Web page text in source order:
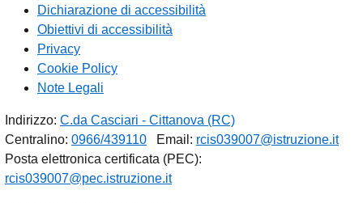
Dichiarazione di accessibilità
Obiettivi di accessibilità
Privacy
Cookie Policy
Note Legali
Indirizzo: C.da Casciari - Cittanova (RC)
Centralino: 0966/439110 Email: rcis039007@istruzione.it
Posta elettronica certificata (PEC):
rcis039007@pec.istruzione.it